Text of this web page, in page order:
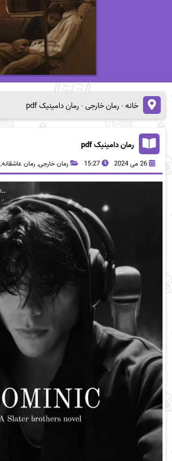
خانه-رمان خارجی-رمان دامینیک pdf
رمان دامینیک pdf
26 می 2024 15:27 رمان خارجی,رمان عاشقانه,